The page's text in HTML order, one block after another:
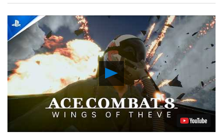
Play
Video